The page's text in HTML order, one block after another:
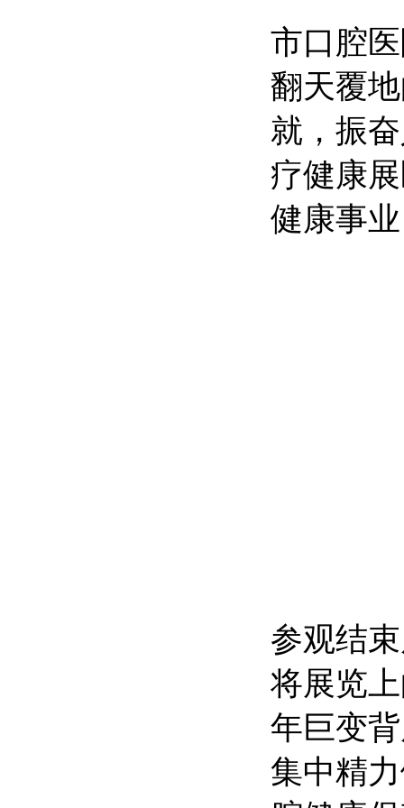
市口腔
翻天覆
就，振
疗健康
健康事
参观结
将展览
年巨变
集中精